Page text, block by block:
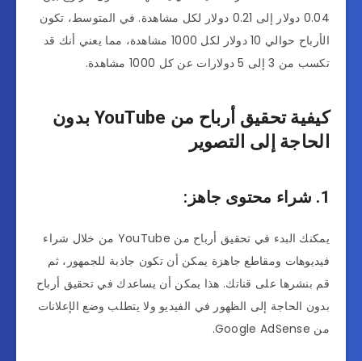
0.04 دولار إلى 0.21 دولار لكل مشاهدة. في المتوسط، تكون
الأرباح حوالي 10 دولار لكل 1000 مشاهدة، مما يعني أنك قد
تكسب من 3 إلى 5 دولارات عن كل 1000 مشاهدة.
كيفية تحقيق أرباح من YouTube بدون
الحاجة إلى التصوير
1. شراء محتوى جاهز:
يمكنك البدء في تحقيق أرباح من YouTube من خلال شراء
فيديوهات ومقاطع جاهزة يمكن أن تكون جاذبة للجمهور، ثم
قم بنشرها على قناتك. هذا يمكن أن يساعدك في تحقيق أرباح
بدون الحاجة إلى الظهور في الفيديو ولا يتطلب وضع الإعلانات
من Google AdSense.